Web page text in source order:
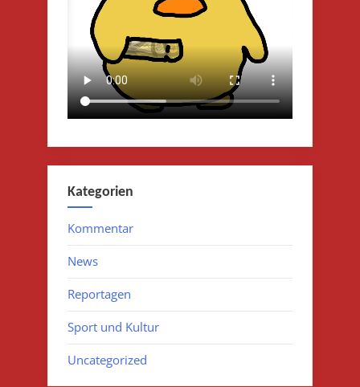
Kategorien
Kommentar
News
Reportagen
Sport und Kultur
Uncategorized